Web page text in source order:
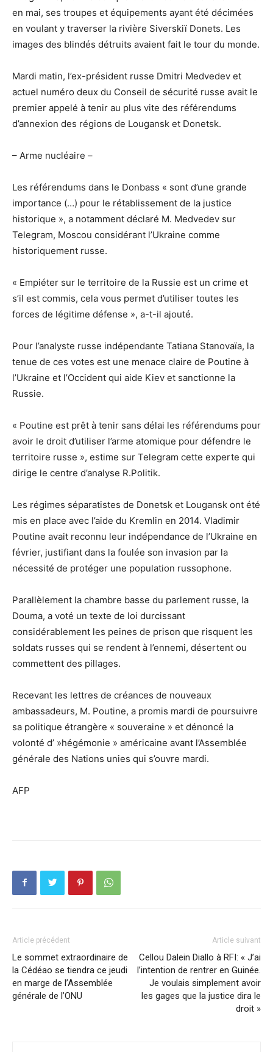
en mai, ses troupes et équipements ayant été décimées
en voulant y traverser la rivière Siverskiï Donets. Les
images des blindés détruits avaient fait le tour du monde.
Mardi matin, l’ex-président russe Dmitri Medvedev et
actuel numéro deux du Conseil de sécurité russe avait le
premier appelé à tenir au plus vite des référendums
d’annexion des régions de Lougansk et Donetsk.
– Arme nucléaire –
Les référendums dans le Donbass « sont d’une grande
importance (…) pour le rétablissement de la justice
historique », a notamment déclaré M. Medvedev sur
Telegram, Moscou considérant l’Ukraine comme
historiquement russe.
« Empiéter sur le territoire de la Russie est un crime et
s’il est commis, cela vous permet d’utiliser toutes les
forces de légitime défense », a-t-il ajouté.
Pour l’analyste russe indépendante Tatiana Stanovaïa, la
tenue de ces votes est une menace claire de Poutine à
l’Ukraine et l’Occident qui aide Kiev et sanctionne la
Russie.
« Poutine est prêt à tenir sans délai les référendums pour
avoir le droit d’utiliser l’arme atomique pour défendre le
territoire russe », estime sur Telegram cette experte qui
dirige le centre d’analyse R.Politik.
Les régimes séparatistes de Donetsk et Lougansk ont été
mis en place avec l’aide du Kremlin en 2014. Vladimir
Poutine avait reconnu leur indépendance de l’Ukraine en
février, justifiant dans la foulée son invasion par la
nécessité de protéger une population russophone.
Parallèlement la chambre basse du parlement russe, la
Douma, a voté un texte de loi durcissant
considérablement les peines de prison que risquent les
soldats russes qui se rendent à l’ennemi, désertent ou
commettent des pillages.
Recevant les lettres de créances de nouveaux
ambassadeurs, M. Poutine, a promis mardi de poursuivre
sa politique étrangère « souveraine » et dénoncé la
volonté d’ »hégémonie » américaine avant l’Assemblée
générale des Nations unies qui s’ouvre mardi.
AFP
Article précédent
Le sommet extraordinaire de
la Cédéao se tiendra ce jeudi
en marge de l’Assemblée
générale de l’ONU
Article suivant
Cellou Dalein Diallo à RFI: « J’ai
l’intention de rentrer en Guinée.
Je voulais simplement avoir
les gages que la justice dira le
droit »